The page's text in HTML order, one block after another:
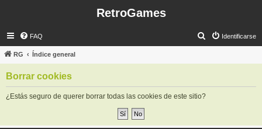
RetroGames
FAQ Identificarse
s
RG Índice general
Borrar cookies
¿Estás seguro de querer borrar todas las cookies de este sitio?